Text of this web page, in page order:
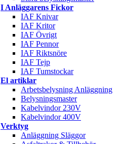
I Anläggarens Fickor
IAF Knivar
IAF Kritor
IAF Övrigt
IAF Pennor
IAF Riktsnöre
IAF Tejp
IAF Tumstockar
El artiklar
Arbetsbelysning Anläggning
Belysningsmaster
Kabelvindor 230V
Kabelvindor 400V
Verktyg
Anläggning Släggor